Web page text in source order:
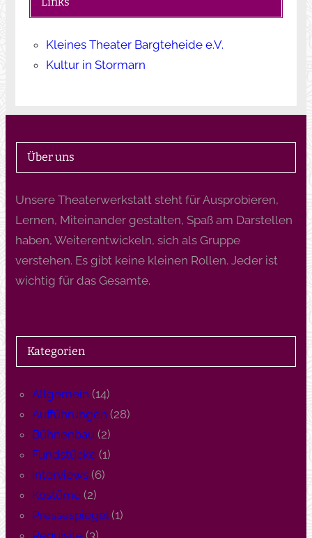
Kleines Theater Bargteheide e.V.
Kultur in Stormarn
Über uns
Unsere Theaterwerkstatt steht für Ausprobieren,
Lernen, Miteinander gestalten, Spaß am Darstellen
haben, Weiterentwickeln, sich als Gruppe
verstehen. Es gibt keine kleinen Rollen. Jeder ist
wichtig für das Gesamte.
Kategorien
Allgemein (14)
Aufführungen (28)
Bühnenbau (2)
Fundstücke(1)
Interviews(6)
Kostüme(2)
Pressespiegel (1)
Requisite(3)